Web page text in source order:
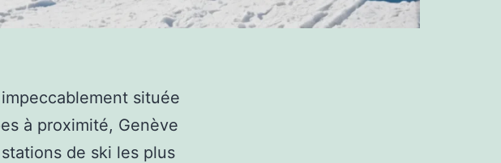
située
à proximité, Genève
de ski les plus